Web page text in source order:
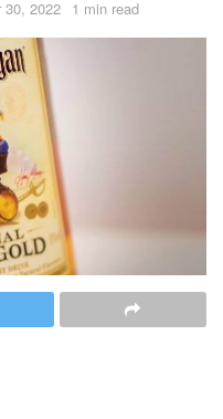
30, 2022 1 min read